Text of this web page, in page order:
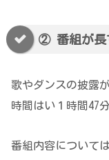
② 番組が長
歌やダンスの披露
時間はい１時間47
番組内容について